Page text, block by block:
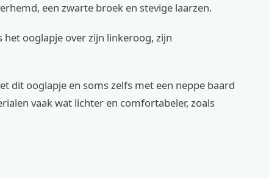
een zwarte broek en stevige laarzen.
ooglapje over zijn linkeroog, zijn
dit ooglapje en soms zelfs met een neppe baard
vaak wat lichter en comfortabeler, zoals